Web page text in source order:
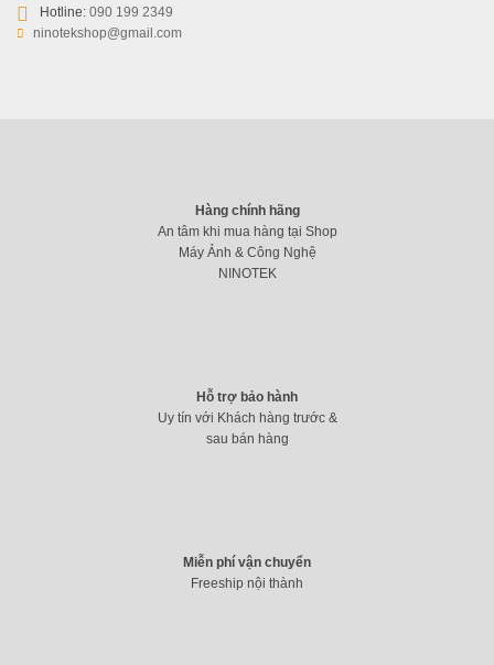
Hotline: 090 199 2349
ninotekshop@gmail.com
Hàng chính hãng
An tâm khi mua hàng tại Shop
Máy Ảnh & Công Nghệ
NINOTEK
Hỗ trợ bảo hành
Uy tín với Khách hàng trước &
sau bán hàng
Miễn phí vận chuyển
Freeship nội thành